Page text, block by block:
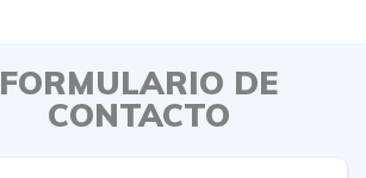
FORMULARIO DE
CONTACTO